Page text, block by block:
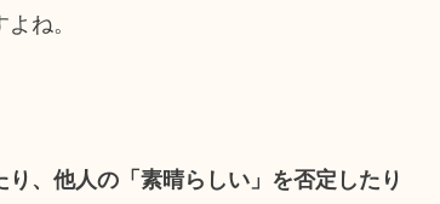
ね。
、他人の「素晴らしい」を否定したり